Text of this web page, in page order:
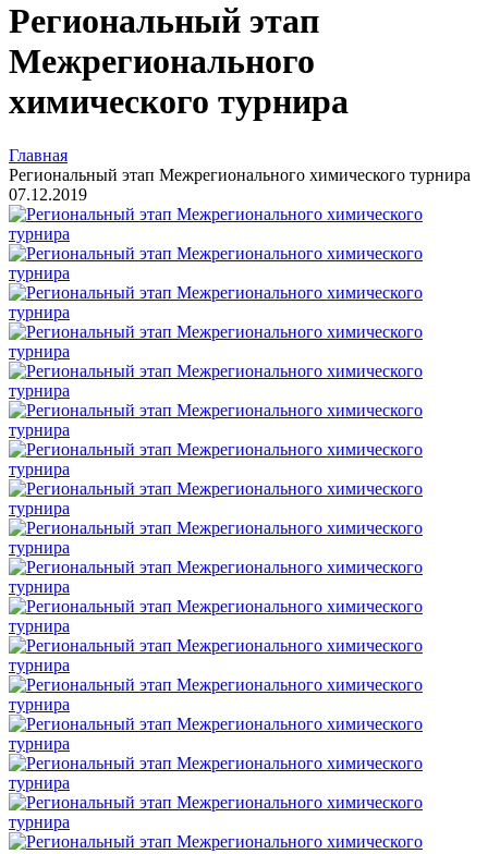
Региональный этап
Межрегионального
химического турнира
Главная
Региональный этап Межрегионального химического турнира
07.12.2019